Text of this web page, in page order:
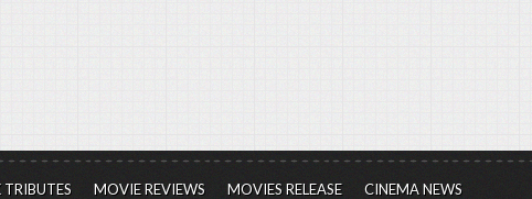
MOVIE REVIEWS MOVIES RELEASE CINEMA NEWS